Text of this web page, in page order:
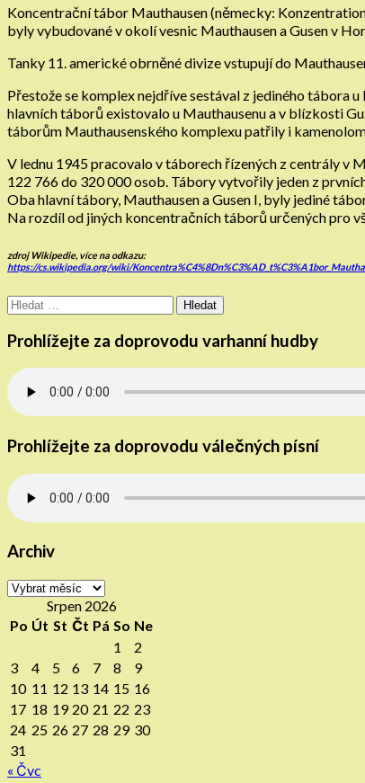
Koncentrační tábor Mauthausen (německy:
byly vybudované v okolí vesnic Mauthausen a Gusen v
Tanky 11. americké obrněné divize vstupují do
Přestože se komplex nejdříve sestával z jediného tábora
hlavních táborů existovalo u Mauthausenu a v blízkosti
táborům Mauthausenského komplexu patřily i
V lednu 1945 pracovalo v táborech řízených z centrály v
122 766 do 320 000 osob. Tábory vytvořily jeden z
Oba hlavní tábory, Mauthausen a Gusen I, byly jediné
Na rozdíl od jiných koncentračních táborů určených pro
zdroj Wikipedie, více na odkazu:
https://cs.wikipedia.org/wiki/
Vyhledávání
Prohlížejte za doprovodu varhanní hudby
Prohlížejte za doprovodu válečných písní
Archiv
Archiv
Srpen 2026
Po Út St Čt Pá So Ne
1
2
3
4 5 6 7 8
9
10 11 12 13 14 15 16
17 18 19 20 21 22 23
24 25 26 27 28 29 30
31
« Čvc